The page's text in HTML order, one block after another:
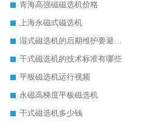
青海高强磁磁选机价格
上海永磁式磁选机
湿式磁选机的后期维护要避开哪些坑
干式磁选机的技术标准有哪些
平板磁选机运行视频
永磁高梯度平板磁选机
干式磁选机多少钱